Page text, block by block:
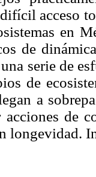
acceso
en
de
serie de
de
a
acciones de
longevidad.